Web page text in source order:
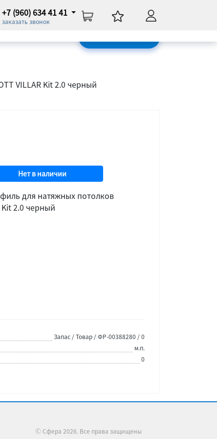
+7 (960) 634 41 41
заказать звонок
VILLAR Kit 2.0 черный
Нет в наличии
для натяжных потолков
Kit 2.0 черный
Запас / Товар / ФР-00388280 / 0
м.п.
0
Нет в наличии
Ⓒ Сфера 2026. Все права защищены